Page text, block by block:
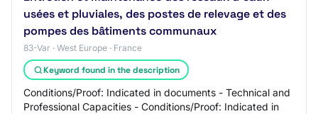
usées et pluviales, des postes de relevage et des
pompes des bâtiments communaux
83-Var · West Europe · France
Keyword found in the description
Conditions/Proof: Indicated in documents - Technical and
Professional Capacities - Conditions/Proof: Indicated in